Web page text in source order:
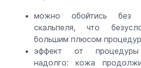
можно обойтись без
скальпеля, что
большим плюсом
эффект от процедуры
надолго: кожа